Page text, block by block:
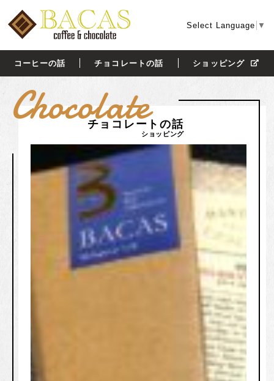
Select Language ▼
コーヒーの話 チョコレートの話 ショッピング
Chocolate
チョコレートの話
ショッピング